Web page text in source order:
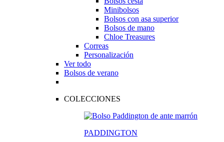
Minibolsos
Bolsos con asa superior
Bolsos de mano
Chloe Treasures
Correas
Personalización
Ver todo
Bolsos de verano
COLECCIONES
PADDINGTON